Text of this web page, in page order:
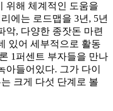
위해 체계적인 도움을
에는 로드맵을 3년, 5년
악, 다양한 종잣돈 마련
있어 세부적으로 활동
1퍼센트 부자들을 만나
들어있다. 그가 다이
크게 다섯 단계로 볼